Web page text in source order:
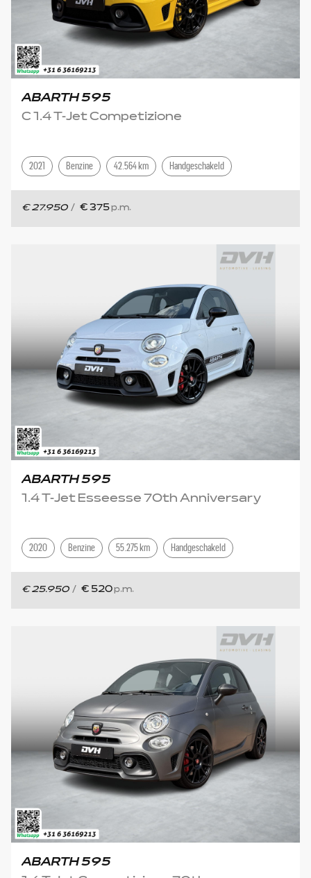
ABARTH 595
C 1.4 T-Jet Competizione
2021 Benzine 42.564 km Handgeschakeld
€ 27.950 / € 375p.m.
ABARTH 595
1.4 T-Jet Esseesse 70th Anniversary
2020 Benzine 55.275 km Handgeschakeld
€ 25.950 / € 520 p.m.
ABARTH 595